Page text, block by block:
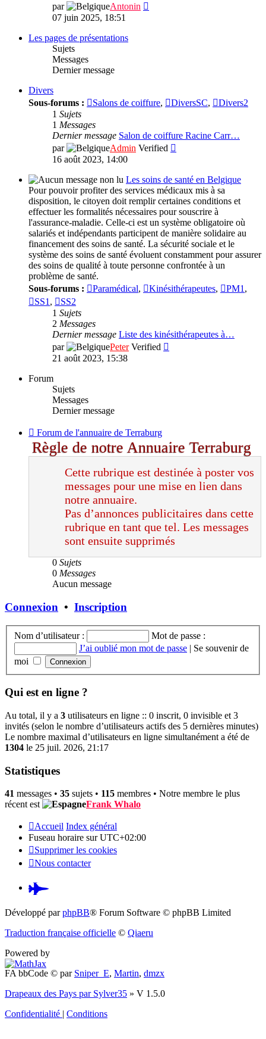
par
Antonin
07 juin 2025, 18:51
Les pages de présentations
Sujets
Messages
Dernier message
Divers
Sous-forums :
Salons de coiffure, DiversSC,
Divers2
1 Sujets
1 Messages
Dernier message Salon de coiffure Racine Carr…
par
Admin Verified
message
16 août 2023, 14:00
Les soins de santé en Belgique
Pour pouvoir profiter des services médicaux mis à sa
disposition, le citoyen doit remplir certaines conditions et
effectuer les formalités nécessaires pour souscrire à
l'assurance-maladie. Celle-ci est un système obligatoire où
salariés et indépendants participent de manière solidaire au
financement des soins de santé. La sécurité sociale et le
système des soins de santé évoluent constamment pour assurer
des soins de qualité à toute personne confrontée à un
problème de santé.
Sous-forums :
Paramédical, Kinésithérapeutes, PM1,
SS1,
SS2
1 Sujets
2 Messages
Dernier message Liste des kinésithérapeutes à…
par
Peter Verified
21 août 2023, 15:38
Forum
Sujets
Messages
Dernier message
Flux
-
Forum
l'annuaire
Forum de l'annuaire de Terraburg
Règle de notre Annuaire Terraburg
Cette rubrique est destinée à poster vos
messages pour une mise en lien dans
notre annuaire.
Pas d’annonces publicitaires dans cette
rubrique en tant que tel. Les messages
sont ensuite supprimés
0 Sujets
0 Messages
Aucun message
Connexion • Inscription
Nom d’utilisateur :
Mot de passe :
J’ai oublié mon mot de passe | Se souvenir de
moi
Qui est en ligne ?
Au total, il y a 3 utilisateurs en ligne :: 0 inscrit, 0 invisible et 3
invités (selon le nombre d’utilisateurs actifs des 5 dernières minutes)
Le nombre maximal d’utilisateurs en ligne simultanément a été de
1304 le 25 juil. 2026, 21:17
Statistiques
41 messages • 35 sujets • 115 membres • Notre membre le plus
récent est
Frank Whalo
Accueil Index général
Fuseau horaire surUTC+02:00
Supprimer les cookies
Nous contacter
Pardus.at
(S’ouvre
nouvel
Développé parphpBB® Forum Software © phpBB Limited
Traduction française officielle © Qiaeru
Powered by
FA bbCode © par Sniper_E, Martin, dmzx
Drapeaux des Pays par Sylver35 » V 1.5.0
Confidentialité | Conditions